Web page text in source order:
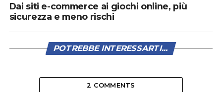
Dai siti e-commerce ai giochi online, più
sicurezza e meno rischi
POTREBBE INTERESSARTI...
2 COMMENTS